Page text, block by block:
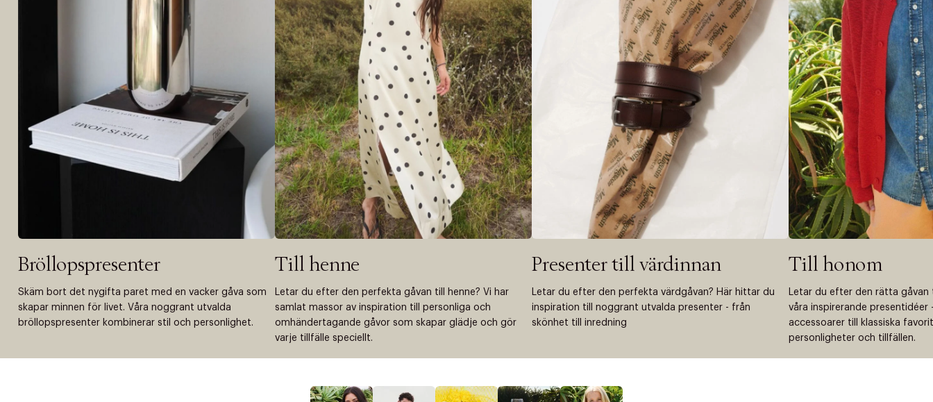
Bröllopspresenter
Skäm bort det nygifta paret med en vacker gåva som
skapar minnen för livet. Våra noggrant utvalda
bröllopspresenter kombinerar stil och personlighet.
Till henne
Letar du efter den perfekta gåvan till henne? Vi har
samlat massor av inspiration till personliga och
omhändertagande gåvor som skapar glädje och gör
varje tillfälle speciellt.
Presenter till värdinnan
Letar du efter den perfekta värdgåvan? Här hittar du
inspiration till noggrant utvalda presenter - från
skönhet till inredning
Till honom
Letar du efter den rätta gåvan
våra inspirerande presentidéer
accessoarer till klassiska
personligheter och tillfällen.